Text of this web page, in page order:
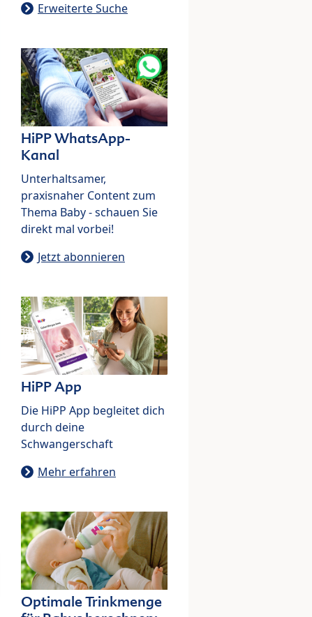
Erweiterte Suche
HiPP WhatsApp-
Kanal
Unterhaltsamer,
praxisnaher Content zum
Thema Baby - schauen Sie
direkt mal vorbei!
Jetzt abonnieren
HiPP App
Die HiPP App begleitet dich
durch deine
Schwangerschaft
Mehr erfahren
Optimale Trinkmenge